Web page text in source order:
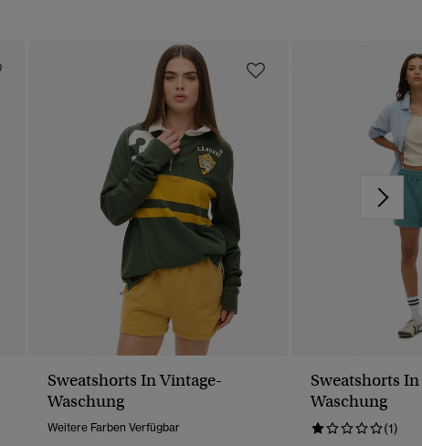
Sweatshorts In Vintage-
Waschung
Weitere Farben Verfügbar
Sweatshorts
Waschung
(1)